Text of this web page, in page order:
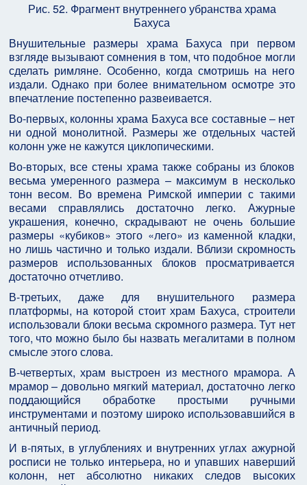
Рис. 52. Фрагмент внутреннего убранства храма
Бахуса
Внушительные размеры храма Бахуса при первом
взгляде вызывают сомнения в том, что подобное могли
сделать римляне. Особенно, когда смотришь на него
издали. Однако при более внимательном осмотре это
впечатление постепенно развеивается.
Во-первых, колонны храма Бахуса все составные – нет
ни одной монолитной. Размеры же отдельных частей
колонн уже не кажутся циклопическими.
Во-вторых, все стены храма также собраны из блоков
весьма умеренного размера – максимум в несколько
тонн весом. Во времена Римской империи с такими
весами справлялись достаточно легко. Ажурные
украшения, конечно, скрадывают не очень большие
размеры «кубиков» этого «лего» из каменной кладки,
но лишь частично и только издали. Вблизи скромность
размеров использованных блоков просматривается
достаточно отчетливо.
В-третьих, даже для внушительного размера
платформы, на которой стоит храм Бахуса, строители
использовали блоки весьма скромного размера. Тут нет
того, что можно было бы назвать мегалитами в полном
смысле этого слова.
В-четвертых, храм выстроен из местного мрамора. А
мрамор – довольно мягкий материал, достаточно легко
поддающийся обработке простыми ручными
инструментами и поэтому широко использовавшийся в
античный период.
И в-пятых, в углублениях и внутренних углах ажурной
росписи не только интерьера, но и упавших наверший
колонн, нет абсолютно никаких следов высоких